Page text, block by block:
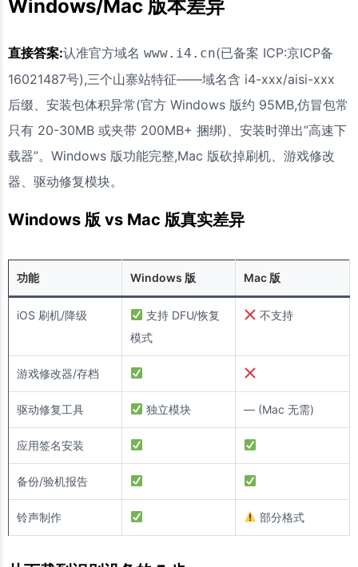
Windows/Mac 版本差异
直接答案:认准官方域名 www.i4.cn(已备案 ICP:京ICP备
16021487号),三个山寨站特征——域名含 i4-xxx/aisi-xxx
后缀、安装包体积异常(官方 Windows 版约 95MB,仿冒包常
只有 20-30MB 或夹带 200MB+ 捆绑)、安装时弹出”高速下
载器”。Windows 版功能完整,Mac 版砍掉刷机、游戏修改
器、驱动修复模块。
Windows 版 vs Mac 版真实差异
功能 Windows 版 Mac 版
iOS 刷机/降级
支持 DFU/恢复
模式
不支持
游戏修改器/存档
驱动修复工具 独立模块 — (Mac 无需)
应用签名安装
备份/验机报告
铃声制作 部分格式